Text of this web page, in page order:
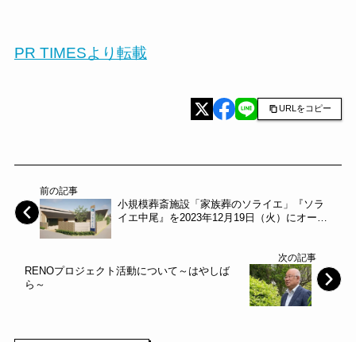
PR TIMESより転載
URLをコピー
前の記事
小規模葬斎施設「家族葬のソライエ」『ソラ
イエ中尾』を2023年12月19日（火）にオープ
次の記事
RENOプロジェクト活動について～はやしば
ら～